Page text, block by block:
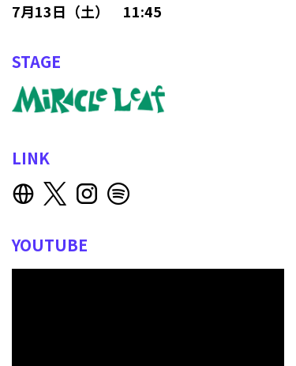
7月13日（土） 11:45
STAGE
LINK
YOUTUBE